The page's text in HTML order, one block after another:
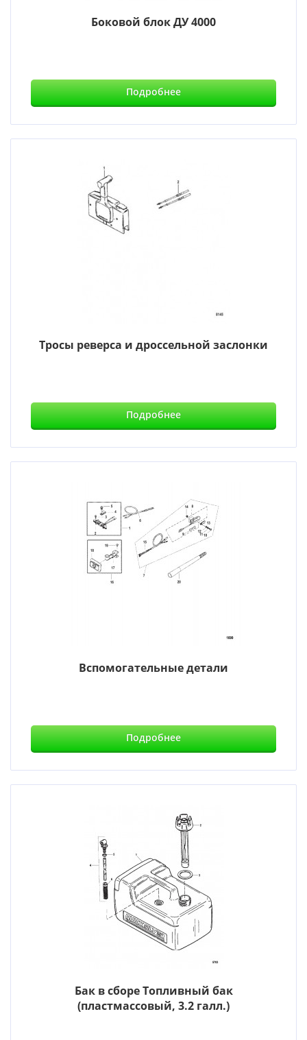
Боковой блок ДУ 4000
Подробнее
Тросы реверса и дроссельной заслонки
Подробнее
Вспомогательные детали
Подробнее
Бак в сборе Топливный бак
(пластмассовый, 3.2 галл.)